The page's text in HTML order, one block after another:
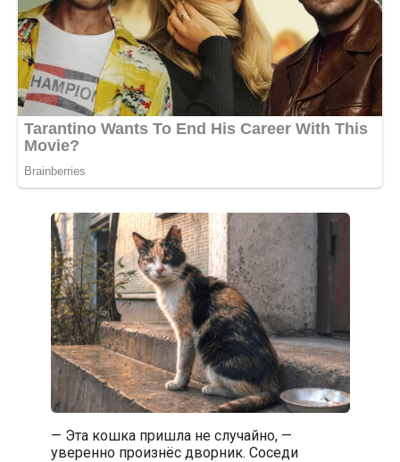
— Эта кошка пришла не случайно, —
уверенно произнёс дворник. Соседи